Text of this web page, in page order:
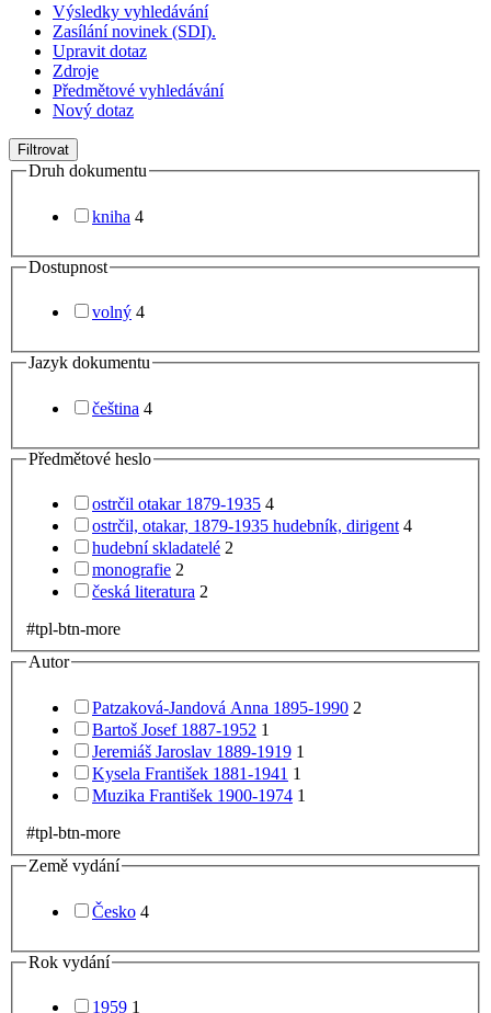
Výsledky vyhledávání
Zasílání novinek (SDI).
Upravit dotaz
Zdroje
Předmětové vyhledávání
Nový dotaz
Filtrovat
Druh dokumentu
kniha 4
Dostupnost
volný 4
Jazyk dokumentu
čeština 4
Předmětové heslo
ostrčil otakar 1879-1935 4
ostrčil, otakar, 1879-1935 hudebník, dirigent 4
hudební skladatelé 2
monografie 2
česká literatura 2
#tpl-btn-more
Autor
Patzaková-Jandová Anna 1895-1990 2
Bartoš Josef 1887-1952 1
Jeremiáš Jaroslav 1889-1919 1
Kysela František 1881-1941 1
Muzika František 1900-1974 1
#tpl-btn-more
Země vydání
Česko 4
Rok vydání
1959 1